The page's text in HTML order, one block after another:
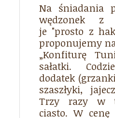
Na śniadania
wędzonek z
je "prosto z
proponujemy
„Konfiturę
sałatki.
dodatek
szaszłyki,
Trzy razy w
ciasto. W